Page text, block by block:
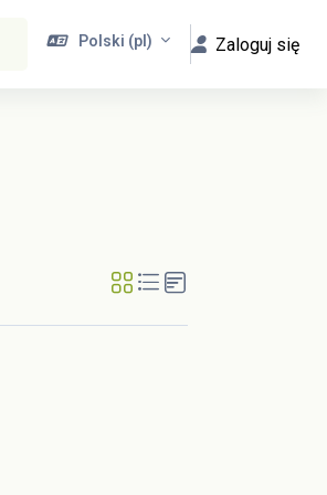
Polski ‎(pl)‎ Zaloguj się